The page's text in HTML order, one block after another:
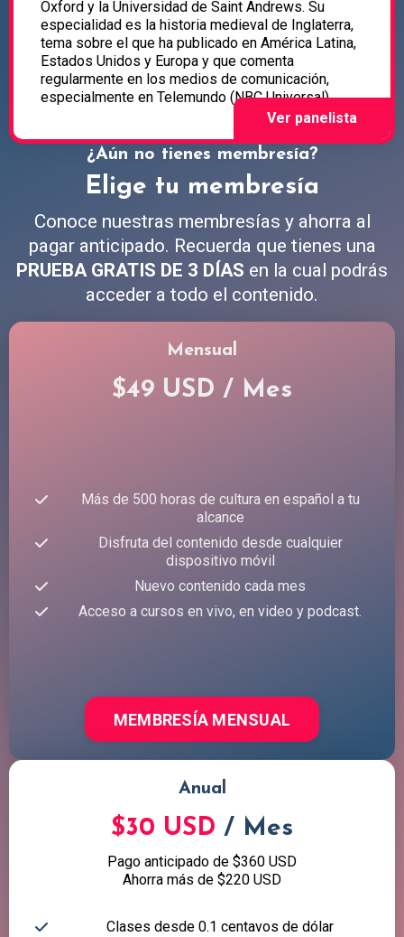
Oxford y la Universidad de Saint Andrews. Su
especialidad es la historia medieval de Inglaterra,
tema sobre el que ha publicado en América Latina,
Estados Unidos y Europa y que comenta
regularmente en los medios de comunicación,
especialmente en Telemundo (NBC Universal).
¿Aún no tienes membresía?
Elige tu membresía
Conoce nuestras membresías y ahorra al
pagar anticipado. Recuerda que tienes una
PRUEBA GRATIS DE 3 DÍAS en la cual podrás
acceder a todo el contenido.
Mensual
$49 USD / Mes
Más de 500 horas de cultura en español a tu
alcance
Disfruta del contenido desde cualquier
dispositivo móvil
Nuevo contenido cada mes
Acceso a cursos en vivo, en video y podcast.
MEMBRESÍA MENSUAL
Anual
$30 USD / Mes
Pago anticipado de $360 USD
Ahorra más de $220 USD
Clases desde 0.1 centavos de dólar